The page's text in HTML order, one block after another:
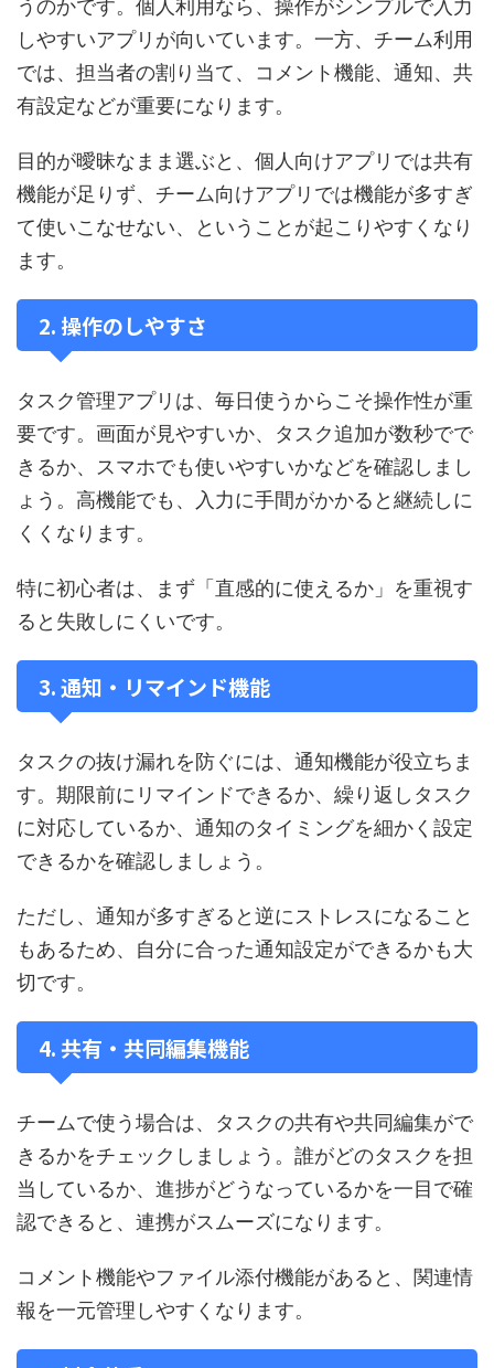
うのかです。個人利用なら、操作がシンプルで入力
しやすいアプリが向いています。一方、チーム利用
では、担当者の割り当て、コメント機能、通知、共
有設定などが重要になります。
目的が曖昧なまま選ぶと、個人向けアプリでは共有
機能が足りず、チーム向けアプリでは機能が多すぎ
て使いこなせない、ということが起こりやすくなり
ます。
2. 操作のしやすさ
タスク管理アプリは、毎日使うからこそ操作性が重
要です。画面が見やすいか、タスク追加が数秒でで
きるか、スマホでも使いやすいかなどを確認しまし
ょう。高機能でも、入力に手間がかかると継続しに
くくなります。
特に初心者は、まず「直感的に使えるか」を重視す
ると失敗しにくいです。
3. 通知・リマインド機能
タスクの抜け漏れを防ぐには、通知機能が役立ちま
す。期限前にリマインドできるか、繰り返しタスク
に対応しているか、通知のタイミングを細かく設定
できるかを確認しましょう。
ただし、通知が多すぎると逆にストレスになること
もあるため、自分に合った通知設定ができるかも大
切です。
4. 共有・共同編集機能
チームで使う場合は、タスクの共有や共同編集がで
きるかをチェックしましょう。誰がどのタスクを担
当しているか、進捗がどうなっているかを一目で確
認できると、連携がスムーズになります。
コメント機能やファイル添付機能があると、関連情
報を一元管理しやすくなります。